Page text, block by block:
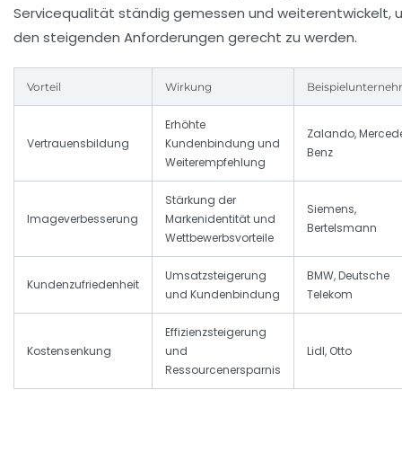
Servicequalität ständig gemessen und weiterentwickelt,
den steigenden Anforderungen gerecht zu werden.
Vorteil Wirkung
Vertrauensbildung
Erhöhte
Kundenbindung und
Weiterempfehlung
Zalando,
Benz
Imageverbesserung
Stärkung der
Markenidentität und
Wettbewerbsvorteile
Siemens,
Bertelsmann
Kundenzufriedenheit
Umsatzsteigerung
und Kundenbindung
BMW, Deutsche
Telekom
Kostensenkung
Effizienzsteigerung
und
Ressourcenersparnis
Lidl, Otto